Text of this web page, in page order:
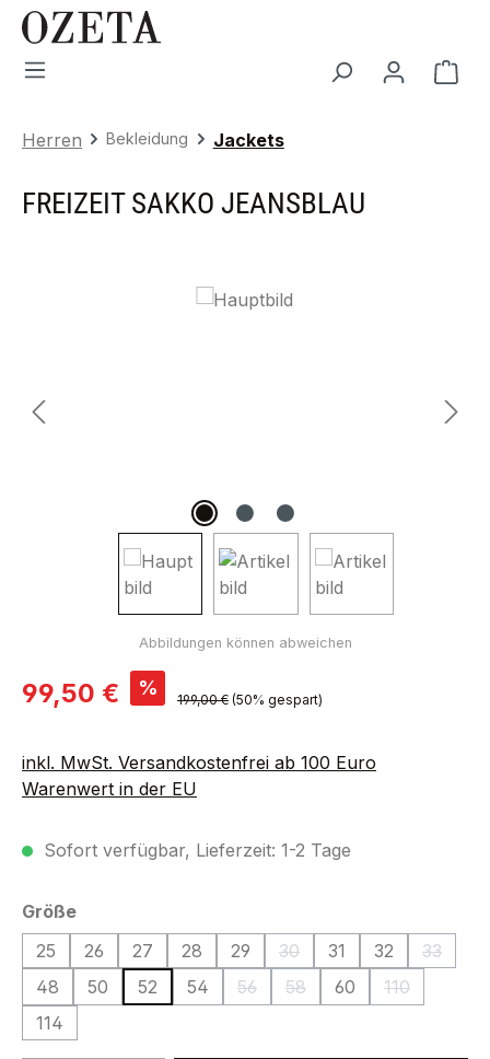
Zum Hauptinhalt springen
Herren Bekleidung Jackets
FREIZEIT SAKKO JEANSBLAU
Bildergalerie überspringen
Verkaufspreis:
99,50 € % Regulärer Preis:
199,00 € (50% gespart)
inkl. MwSt. Versandkostenfrei ab 100 Euro
Warenwert in der EU
Sofort verfügbar, Lieferzeit: 1-2 Tage
Größeauswählen
25
26 27 28 29 30
(Diese Option ist zurzeit
31 32 33
(Diese
48 50 52 54 56
(Diese Option ist zurzeit nicht
58
(Diese Option ist zurzeit
60 110
(Diese
114